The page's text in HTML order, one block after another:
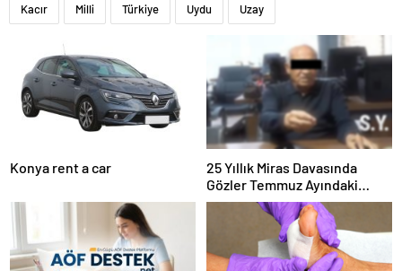
Kacır Milli Türkiye Uydu Uzay
Konya rent a car
25 Yıllık Miras Davasında
Gözler Temmuz Ayındaki
Karar Duruşmasına Çevrildi